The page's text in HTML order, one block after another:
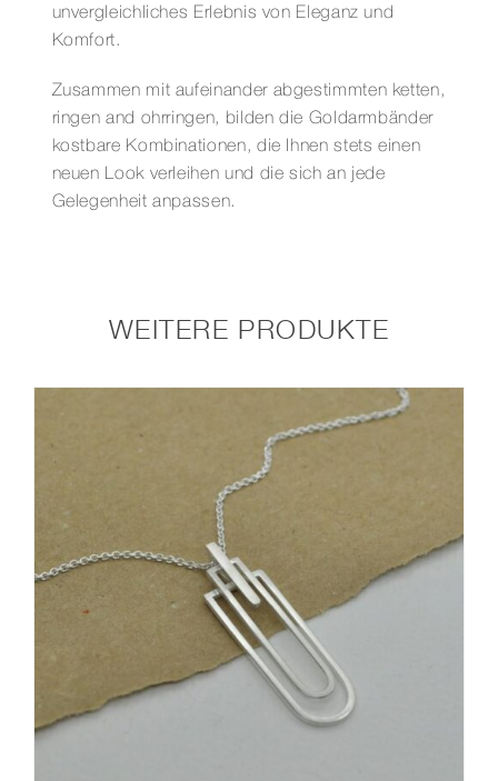
unvergleichliches Erlebnis von Eleganz und
Komfort.
Zusammen mit aufeinander abgestimmten ketten,
ringen and ohrringen, bilden die Goldarmbänder
kostbare Kombinationen, die Ihnen stets einen
neuen Look verleihen und die sich an jede
Gelegenheit anpassen.
WEITERE PRODUKTE